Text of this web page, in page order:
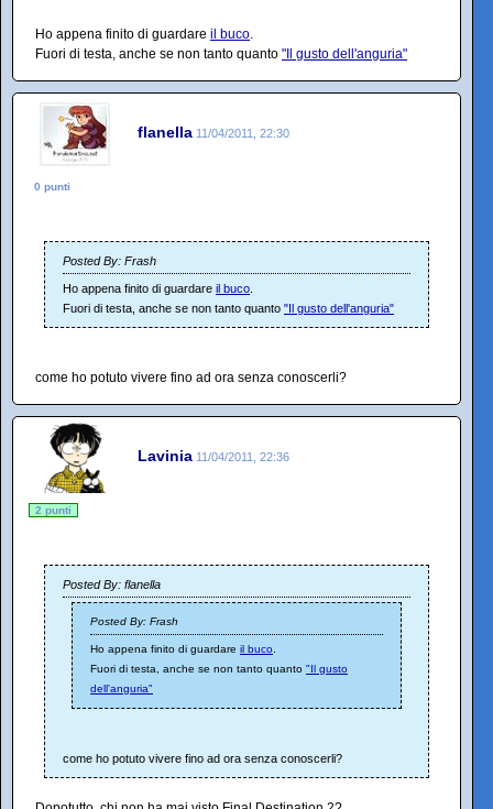
Ho appena finito di guardare il buco.
Fuori di testa, anche se non tanto quanto "Il gusto dell'anguria"
flanella 11/04/2011, 22:30
0 punti
Posted By: Frash
Ho appena finito di guardare il buco
Fuori di testa, anche se non tanto quanto "Il gusto dell'anguria"
come ho potuto vivere fino ad ora senza conoscerli?
Lavinia 11/04/2011, 22:36
2 punti
Posted By: flanella
Posted By: Frash
Ho appena finito di guardare il buco
Fuori di testa, anche se non tanto quanto "Il gusto
dell'anguria"
come ho potuto vivere fino ad ora senza conoscerli?